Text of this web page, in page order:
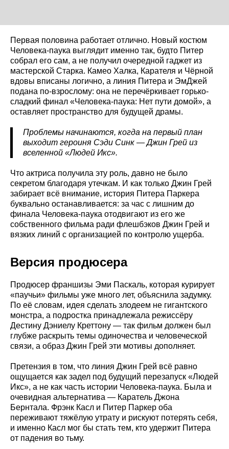
Первая половина работает отлично. Новый костюм
Человека-паука выглядит именно так, будто Питер
собрал его сам, а не получил очередной гаджет из
мастерской Старка. Камео Халка, Карателя и Чёрной
вдовы вписаны логично, а линия Питера и ЭмДжей
подана по-взрослому: она не перечёркивает горько-
сладкий финал «Человека-паука: Нет пути домой», а
оставляет пространство для будущей драмы.
Проблемы начинаются, когда на первый план
выходит героиня Сэди Синк — Джин Грей из
вселенной «Людей Икс».
Что актриса получила эту роль, давно не было
секретом благодаря утечкам. И как только Джин Грей
забирает всё внимание, история Питера Паркера
буквально останавливается: за час с лишним до
финала Человека-паука отодвигают из его же
собственного фильма ради флешбэков Джин Грей и
вязких линий с организацией по контролю ущерба.
Версия продюсера
Продюсер франшизы Эми Паскаль, которая курирует
«паучьи» фильмы уже много лет, объяснила задумку.
По её словам, идея сделать злодеем не гигантского
монстра, а подростка принадлежала режиссёру
Дестину Дэниелу Креттону — так фильм должен был
глубже раскрыть темы одиночества и человеческой
связи, а образ Джин Грей эти мотивы дополняет.
Претензия в том, что линия Джин Грей всё равно
ощущается как задел под будущий перезапуск «Людей
Икс», а не как часть истории Человека-паука. Была и
очевидная альтернатива — Каратель Джона
Бернтала. Фрэнк Касл и Питер Паркер оба
переживают тяжёлую утрату и рискуют потерять себя,
и именно Касл мог бы стать тем, кто удержит Питера
от падения во тьму.